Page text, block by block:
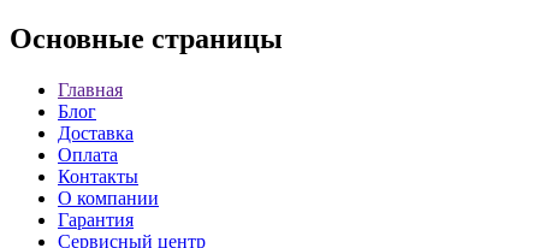
Основные страницы
Главная
Блог
Доставка
Оплата
Контакты
О компании
Гарантия
Сервисный центр